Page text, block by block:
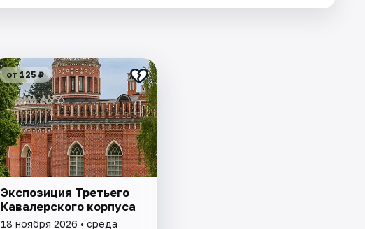
от 125 ₽
Экспозиция Третьего
Кавалерского корпуса
18 ноября 2026 • среда